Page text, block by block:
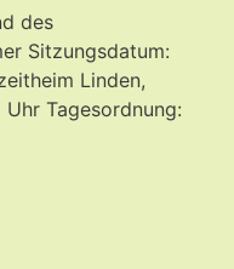
des
Sitzungsdatum:
Linden,
Tagesordnung: